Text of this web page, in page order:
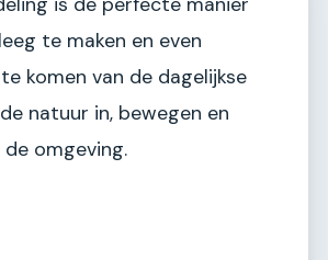
te maken en even
komen van de dagelijkse
natuur in, bewegen en
omgeving.